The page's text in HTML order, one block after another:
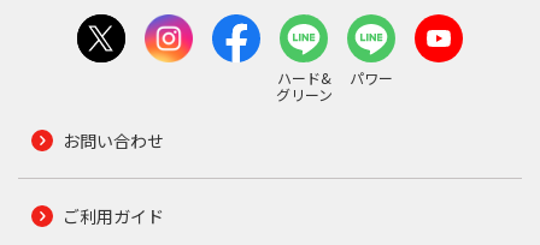
ハード&
グリーン
パワー
お問い合わせ
ご利用ガイド